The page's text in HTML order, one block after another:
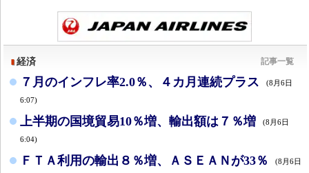
経済 記事一覧
７月のインフレ率2.0％、４カ月連続プラス (8月6日
6:07)
上半期の国境貿易10％増、輸出額は７％増 (8月6日
6:04)
ＦＴＡ利用の輸出８％増、ＡＳＥＡＮが33％ (8月6日